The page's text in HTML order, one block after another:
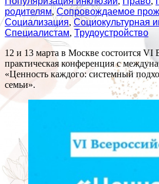
родителям,Сопровождаемое
Социализация, Социокультурная
Специалистам, Трудоустройство
12 и 13 марта в Москве состоится VI
практическая конференция с
«Ценность каждого: системный
семьи».